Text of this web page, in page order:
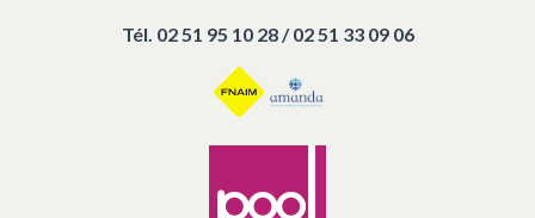
Tél. 02 51 95 10 28 / 02 51 33 09 06